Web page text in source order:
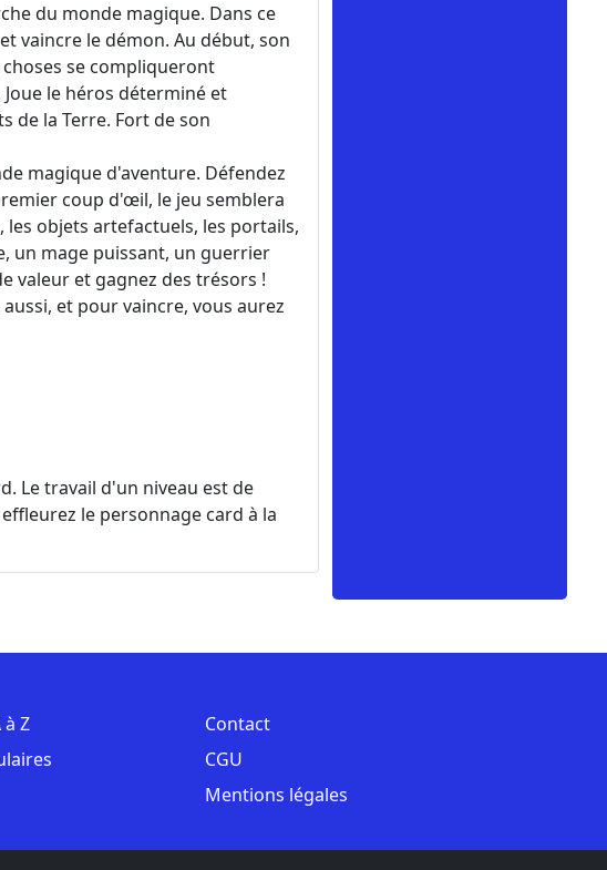
du monde magique. Dans ce
vaincre le démon. Au début, son
se compliqueront
le héros déterminé et
de la Terre. Fort de son
magique d'aventure. Défendez
coup d'œil, le jeu semblera
les objets artefactuels, les portails,
un mage puissant, un guerrier
valeur et gagnez des trésors !
et pour vaincre, vous aurez
Le travail d'un niveau est de
le personnage card à la
à Z
Contact
CGU
Mentions légales